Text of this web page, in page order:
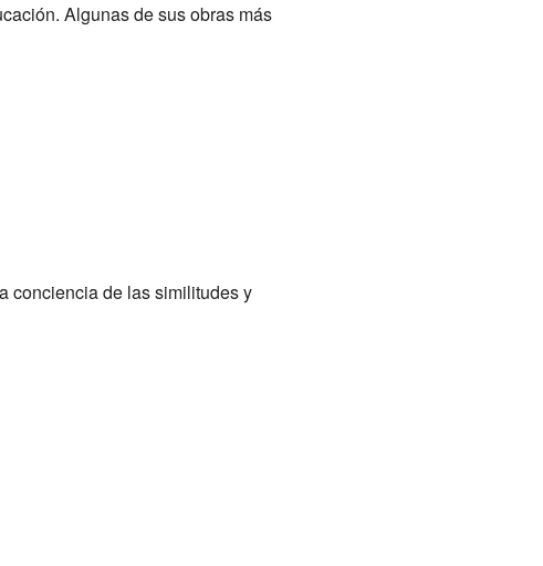
Algunas de sus obras más
conciencia de las similitudes y